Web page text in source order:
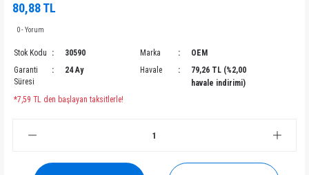
80,88 TL
0 - Yorum
Stok Kodu 30590 Marka
OEM
Garanti
Süresi
24 Ay Havale
79,26 TL (%2,00
havale indirimi)
*7,59 TL den başlayan taksitlerle!